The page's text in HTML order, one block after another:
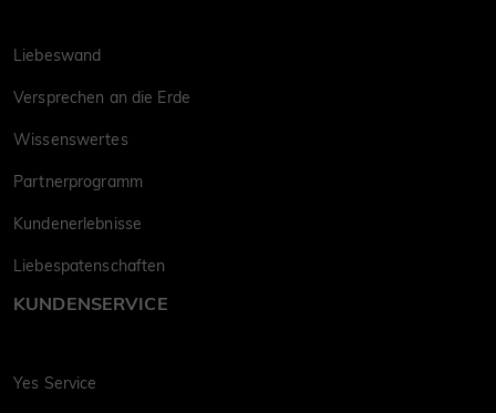
Liebeswand
Versprechen an die Erde
Wissenswertes
Partnerprogramm
Kundenerlebnisse
Liebespatenschaften
KUNDENSERVICE
Yes Service